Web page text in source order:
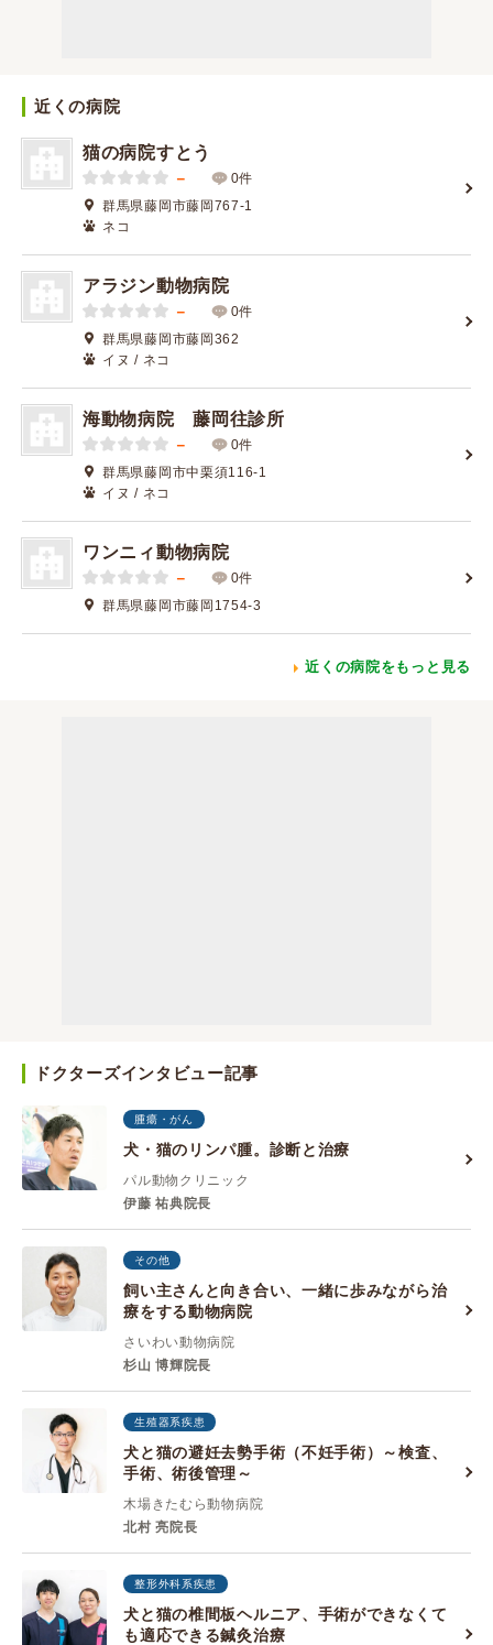
近くの病院
猫の病院すとう
－
0件
群馬県藤岡市藤岡767-1
ネコ
アラジン動物病院
－
0件
群馬県藤岡市藤岡362
イヌ / ネコ
海動物病院 藤岡往診所
－
0件
群馬県藤岡市中栗須116-1
イヌ / ネコ
ワンニィ動物病院
－
0件
群馬県藤岡市藤岡1754-3
近くの病院をもっと見る
ドクターズインタビュー記事
腫瘍・がん
犬・猫のリンパ腫。診断と治療
パル動物クリニック
伊藤 祐典院長
その他
飼い主さんと向き合い、一緒に歩みながら治
療をする動物病院
さいわい動物病院
杉山 博輝院長
生殖器系疾患
犬と猫の避妊去勢手術（不妊手術）～検査、
手術、術後管理～
木場きたむら動物病院
北村 亮院長
整形外科系疾患
犬と猫の椎間板ヘルニア、手術ができなくて
も適応できる鍼灸治療